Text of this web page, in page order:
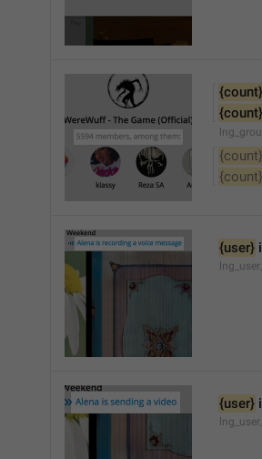
{count}
{count}
{count}
{count}
{user}
{user}